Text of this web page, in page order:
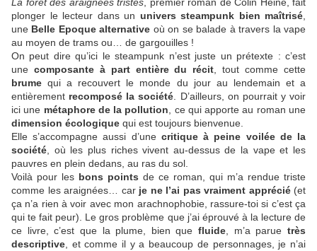
plonger le lecteur dans un univers steampunk bien maîtrisé
une Belle Epoque alternative où on se balade à travers la vape
au moyen de trams ou… de gargouilles !
On peut dire qu’ici le steampunk n’est juste un prétexte : c’est
une composante à part entière du récit , tout comme cette
brume qui a recouvert le monde du jour au lendemain et a
entièrement recomposé la société . D’ailleurs, on pourrait y voir
ici une métaphore de la pollution , ce qui apporte au roman une
dimension écologique qui est toujours bienvenue.
Elle s’accompagne aussi d’une critique à peine voilée de la
société , où les plus riches vivent au-dessus de la vape et les
pauvres en plein dedans, au ras du sol.
Voilà pour les bons points de ce roman, qui m’a rendue triste
comme les araignées… car je ne l’ai pas vraiment apprécié(et
ça n’a rien à voir avec mon arachnophobie, rassure-toi si c’est ça
qui te fait peur). Le gros problème que j’ai éprouvé à la lecture de
ce livre, c’est que la plume, bien quefluide , m’a paruetrès
descriptive , et comme il y a beaucoup de personnages, je n’ai